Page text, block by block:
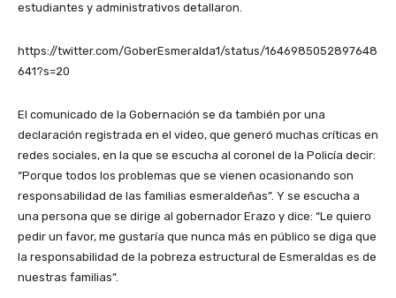
estudiantes y administrativos detallaron.
https://twitter.com/GoberEsmeralda1/status/1646985052897648
641?s=20
El comunicado de la Gobernación se da también por una
declaración registrada en el video, que generó muchas críticas en
redes sociales, en la que se escucha al coronel de la Policía decir:
“Porque todos los problemas que se vienen ocasionando son
responsabilidad de las familias esmeraldeñas”. Y se escucha a
una persona que se dirige al gobernador Erazo y dice: “Le quiero
pedir un favor, me gustaría que nunca más en público se diga que
la responsabilidad de la pobreza estructural de Esmeraldas es de
nuestras familias”.